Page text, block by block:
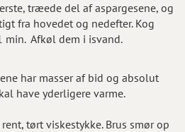
træede del af aspargesene, og
fra hovedet og nedefter. Kog
min. Afkøl dem i isvand.
har masser af bid og absolut
have yderligere varme.
tørt viskestykke. Brus smør op